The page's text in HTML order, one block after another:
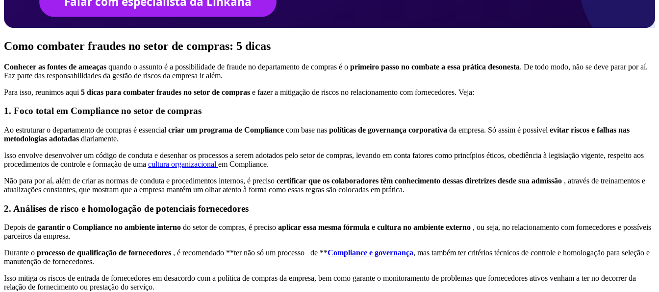
Como combater fraudes no setor de compras: 5 dicas
Conhecer as fontes de ameaças quando o assunto é a possibilidade de fraude no departamento de compras é o primeiro passo no combate a essa prática desonesta. De todo modo, não se deve parar por aí.
Faz parte das responsabilidades da gestão de riscos da empresa ir além.
Para isso, reunimos aqui 5 dicas para combater fraudes no setor de compras e fazer a mitigação de riscos no relacionamento com fornecedores. Veja:
1. Foco total em Compliance no setor de compras
Ao estruturar o departamento de compras é essencial criar um programa de Compliance com base nas políticas de governança corporativa da empresa. Só assim é possível evitar riscos e falhas nas
metodologias adotadas diariamente.
Isso envolve desenvolver um código de conduta e desenhar os processos a serem adotados pelo setor de compras, levando em conta fatores como princípios éticos, obediência à legislação vigente, respeito aos
procedimentos de controle e formação de uma cultura organizacional em Compliance.
Não para por aí, além de criar as normas de conduta e procedimentos internos, é preciso certificar que os colaboradores têm conhecimento dessas diretrizes desde sua admissão , através de treinamentos e
atualizações constantes, que mostram que a empresa mantém um olhar atento à forma como essas regras são colocadas em prática.
2. Análises de risco e homologação de potenciais fornecedores
Depois de garantir o Compliance no ambiente interno do setor de compras, é preciso aplicar essa mesma fórmula e cultura no ambiente externo , ou seja, no relacionamento com fornecedores e possíveis
parceiros da empresa.
Durante o processo de qualificação de fornecedores , é recomendado **ter não só um processo de **Compliance e governança, mas também ter critérios técnicos de controle e homologação para seleção e
manutenção de fornecedores.
Isso mitiga os riscos de entrada de fornecedores em desacordo com a política de compras da empresa, bem como garante o monitoramento de problemas que fornecedores ativos venham a ter no decorrer da
relação de fornecimento ou prestação do serviço.